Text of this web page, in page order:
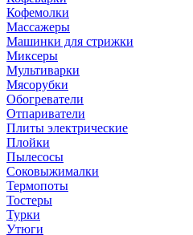
Кофемолки
Массажеры
Машинки для стрижки
Миксеры
Мультиварки
Мясорубки
Обогреватели
Отпариватели
Плиты электрические
Плойки
Пылесосы
Соковыжималки
Термопоты
Тостеры
Турки
Утюги